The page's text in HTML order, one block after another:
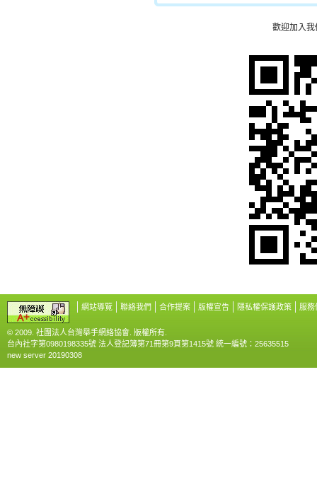
歡迎加入
網站導覽 聯絡我們 合作提案 版權宣告 隱私權保護政策 服務
© 2009. 社團法人台灣舉手網絡協會. 版權所有.
台內社字第0980198335號 法人登記簿第71冊第9頁第1415號 統一編號：25635515
new server 20190308